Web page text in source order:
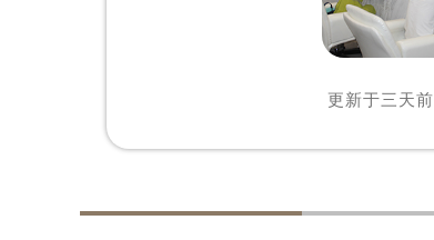
更新于三天前